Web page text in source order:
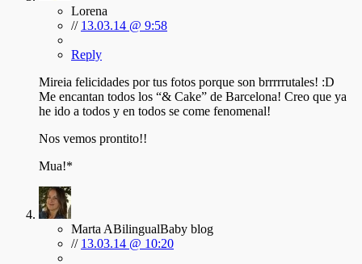
Lorena
// 13.03.14 @ 9:58
Reply
Mireia felicidades por tus fotos porque son brrrrrutales! :D
Me encantan todos los “& Cake” de Barcelona! Creo que ya
he ido a todos y en todos se come fenomenal!
Nos vemos prontito!!
Mua!*
Marta ABilingualBaby blog
// 13.03.14 @ 10:20